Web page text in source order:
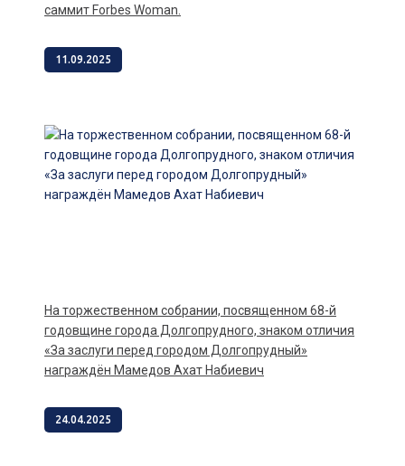
саммит Forbes Woman.
11.09.2025
На торжественном собрании, посвященном 68-й
годовщине города Долгопрудного, знаком отличия
«За заслуги перед городом Долгопрудный»
награждён Мамедов Ахат Набиевич
24.04.2025